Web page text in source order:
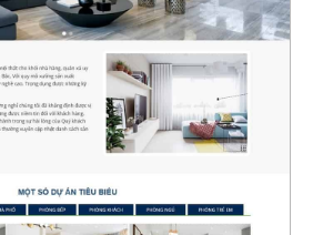
4508
CHI TIẾT